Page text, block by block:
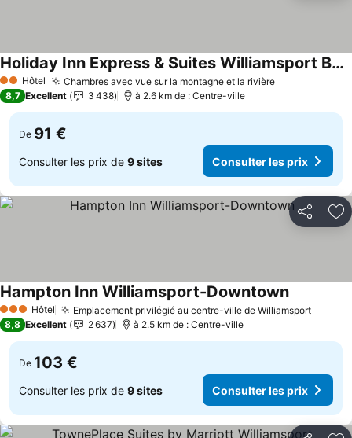
2 Étoiles
Hôtel Chambres avec vue sur la montagne et la rivièreConsulter
Holiday Inn Express & Suites Williamsport By Ihg
Consulter les prix
8,7 Excellent 3 438 à 2.6 km de : Centre-ville
De 91 €
Consulter les prix de 9 sites Consulter les prix
Partager
3 ÉtoilesHôtel Emplacement privilégié au centre-ville de Williamsport
Hampton Inn Williamsport-DowntownConsulter
8,8 Excellent 2 637 à 2.5 km de : Centre-ville
De 103 €
Consulter les prix de 9 sites Consulter les prix